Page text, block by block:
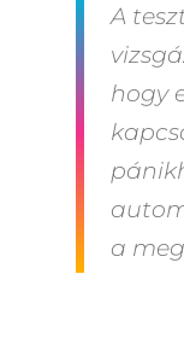
A
hogy
a